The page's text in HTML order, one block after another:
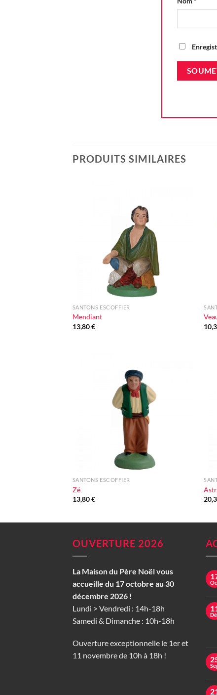
PRODUITS SIMILAIRES
SANTONS ESCOFFIER
Mendiant
13,80€
SANTONS ESCOFFIER
Zé
13,80€
OUVERTURE 2026
La Maison du Père Noël vous
accueille du 17 octobre au 30
décembre 2026 !
Lundi > Vendredi : 14h-18h
Samedi & Dimanche : 10h-18h
Ouverture exceptionnelle le 1er et
11 novembre de 10h à 18h !